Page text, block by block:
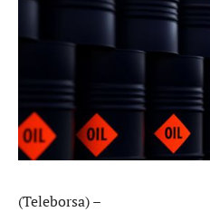
(Teleborsa) –